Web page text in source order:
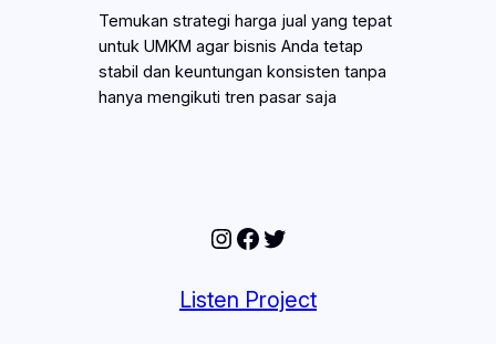
Temukan strategi harga jual yang tepat
untuk UMKM agar bisnis Anda tetap
stabil dan keuntungan konsisten tanpa
hanya mengikuti tren pasar saja
Instagram
Facebook
Twitter
Listen Project